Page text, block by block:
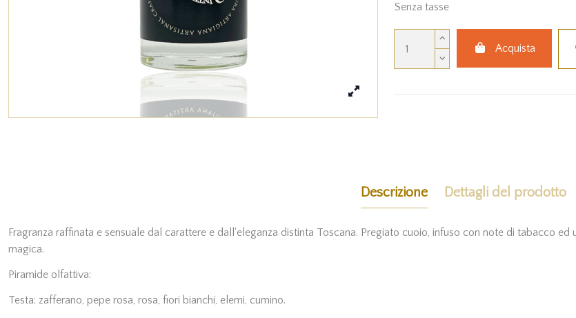
Senza tasse
Acquista
Descrizione Dettagli del prodotto
Fragranza raffinata e sensuale dal carattere e dall'eleganza distinta Toscana. Pregiato cuoio, infuso con note di tabacco
magica.
Piramide olfattiva:
Testa: zafferano, pepe rosa, rosa, fiori bianchi, elemi, cumino.